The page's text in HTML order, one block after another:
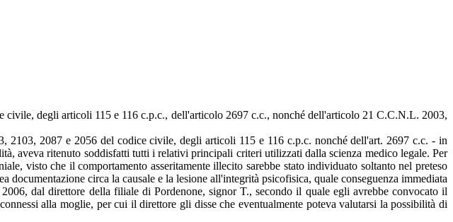
degli articoli 115 e 116 c.p.c., dell'articolo 2697 c.c., nonché dell'articolo 21 C.C.N.L. 2003,
2087 e 2056 del codice civile, degli articoli 115 e 116 c.p.c. nonché dell'art. 2697 c.c. - in
aveva ritenuto soddisfatti tutti i relativi principali criteri utilizzati dalla scienza medico legale. Per
visto che il comportamento asseritamente illecito sarebbe stato individuato soltanto nel preteso
circa la causale e la lesione all'integrità psicofisica, quale conseguenza immediata
dal direttore della filiale di Pordenone, signor T., secondo il quale egli avrebbe convocato il
alla moglie, per cui il direttore gli disse che eventualmente poteva valutarsi la possibilità di